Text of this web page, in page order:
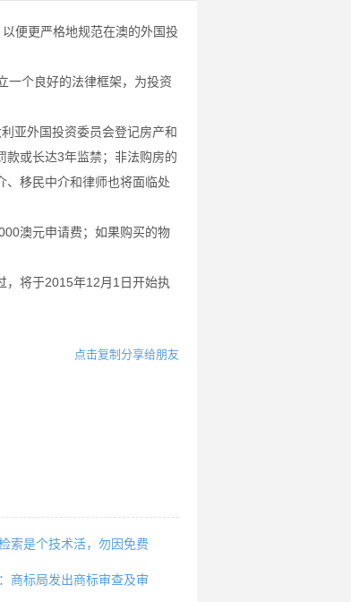
便更严格地规范在澳的外国投
个良好的法律框架，为投资
亚外国投资委员会登记房产和
或长达3年监禁；非法购房的
、移民中介和律师也将面临处
澳元申请费；如果购买的物
将于2015年12月1日开始执
点击复制分享给朋友
索是个技术活，勿因免费
商标局发出商标审查及审